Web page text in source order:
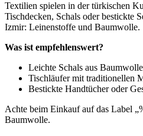
Textilien spielen in der türkischen
Tischdecken, Schals oder bestickte
Izmir: Leinenstoffe und Baumwolle.
Was ist empfehlenswert?
Leichte Schals aus
Tischläufer mit traditionellen
Bestickte Handtücher oder
Achte beim Einkauf auf das Label
Baumwolle.